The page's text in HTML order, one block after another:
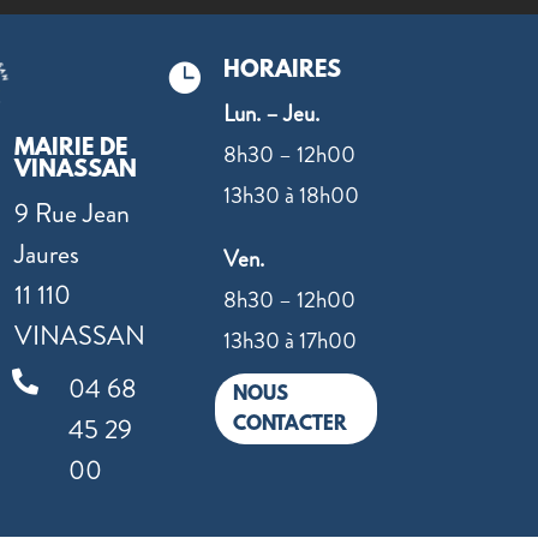
MAIRIE DE
VINASSAN
9 Rue Jean
Jaures
11 110
VINASSAN

04 68
45 29
00
 HORAIRES
Lun. – Jeu.
8h30 – 12h00
13h30 à 18h00
Ven.
8h30 – 12h00
13h30 à 17h00
NOUS
CONTACTER